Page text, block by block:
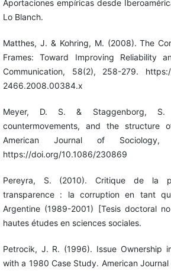
Aportaciones empíricas desde
Lo Blanch.
Matthes, J. & Kohring, M. (2008). The
Frames: Toward Improving Reliability
Communication, 58(2), 258-279. https://
2466.2008.00384.x
Meyer, D. S. & Staggenborg, S.
countermovements, and the structure
American Journal of Sociology,
https://doi.org/10.1086/230869
Pereyra, S. (2010). Critique de la
transparence : la corruption en tant
Argentine (1989-2001) [Tesis doctoral
hautes études en sciences sociales.
Petrocik, J. R. (1996). Issue Ownership
with a 1980 Case Study. American